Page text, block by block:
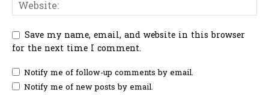
Save my name, email, and website in this browser
for the next time I comment.
Notify me of follow-up comments by email.
Notify me of new posts by email.